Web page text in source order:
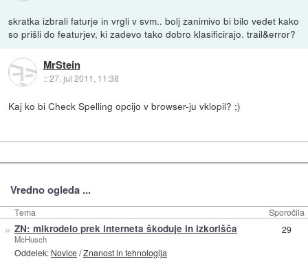
skratka izbrali faturje in vrgli v svm.. bolj zanimivo bi bilo vedet kako
so prišli do featurjev, ki zadevo tako dobro klasificirajo. trail&error?
MrStein
::27. jul 2011, 11:38
Kaj ko bi Check Spelling opcijo v browser-ju vklopil? ;)
Vredno ogleda ...
Tema Sporočila
» ZN: mikrodelo prek interneta škoduje in izkorišča
McHusch
Oddelek: Novice/Znanost in tehnologija
29